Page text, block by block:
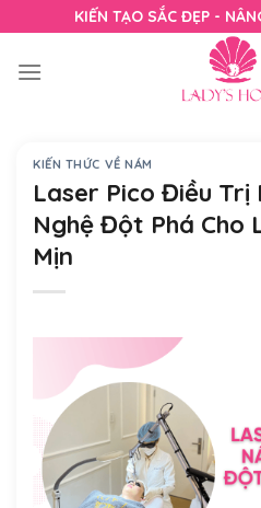
to
content
KIẾN TẠO SẮC ĐẸP -
KIẾN THỨC VỀ NÁM
Laser Pico Điều Trị
Nghệ Đột Phá Cho
Mịn